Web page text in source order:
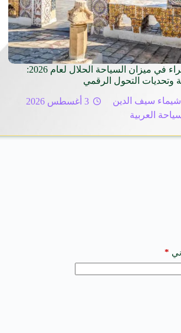
تونس الخضراء في ميزان السياحة الحلال لعام 2026:
وتحديات التحول الرقمي
شيماء سيف الدين
3 أغسطس 2026
العربية
*